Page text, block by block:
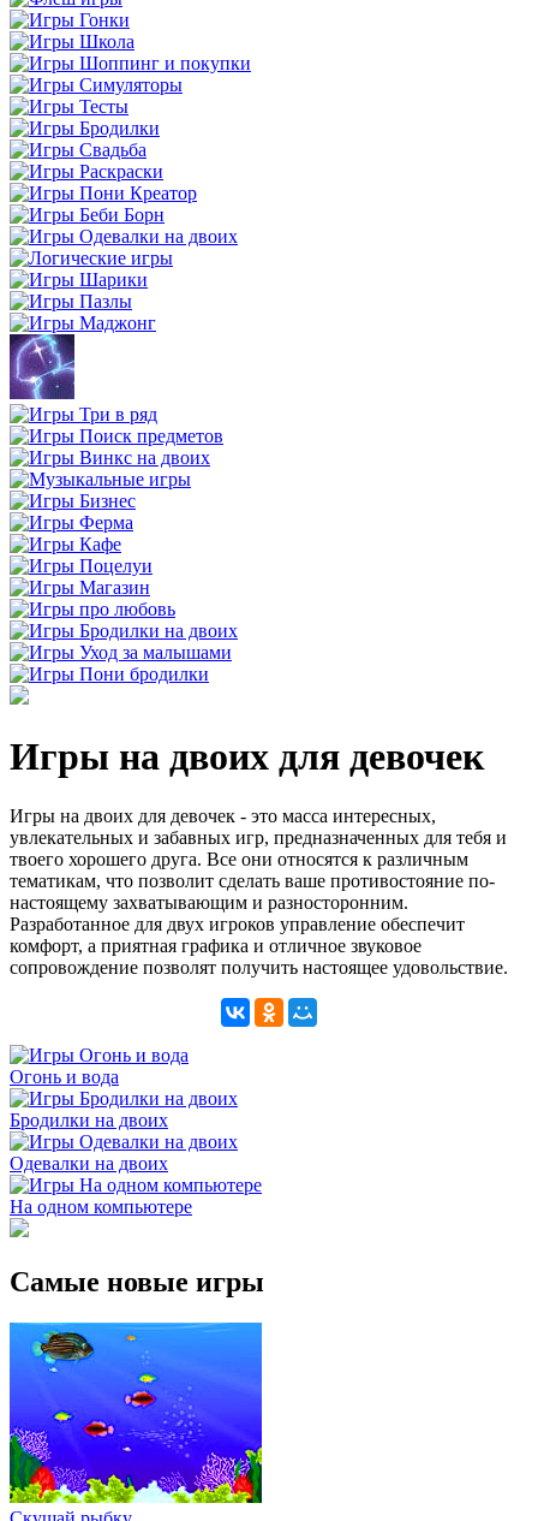
Игры на двоих для девочек
Игры на двоих для девочек - это масса интересных,
увлекательных и забавных игр, предназначенных для тебя и
твоего хорошего друга. Все они относятся к различным
тематикам, что позволит сделать ваше противостояние по-
настоящему захватывающим и разносторонним.
Разработанное для двух игроков управление обеспечит
комфорт, а приятная графика и отличное звуковое
сопровождение позволят получить настоящее удовольствие.
Огонь и вода
Бродилки на двоих
Одевалки на двоих
На одном компьютере
Самые новые игры